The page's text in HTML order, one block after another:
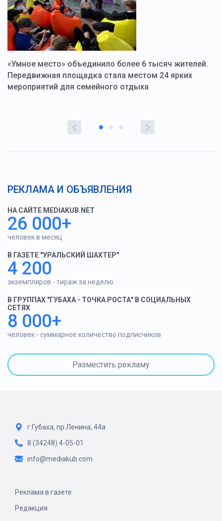
«Умное место» объединило более 6 тысяч жителей.
Передвижная площадка стала местом 24 ярких
мероприятий для семейного отдыха
РЕКЛАМА И ОБЪЯВЛЕНИЯ
НА САЙТЕ MEDIAKUB.NET
26 000+
человек в месяц
В ГАЗЕТЕ "УРАЛЬСКИЙ ШАХТЕР"
4 200
экземпляров - тираж за неделю
В ГРУППАХ "ГУБАХА - ТОЧКА РОСТА" В СОЦИАЛЬНЫХ
СЕТЯХ
8 000+
человек - суммарное количество подписчиков
Разместить рекламу
г.Губаха, пр.Ленина, 44а
8 (34248) 4-05-01
info@mediakub.com
Реклама в газете
Редакция